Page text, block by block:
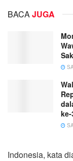
BACAJUGA
ke-
Indonesia, kata